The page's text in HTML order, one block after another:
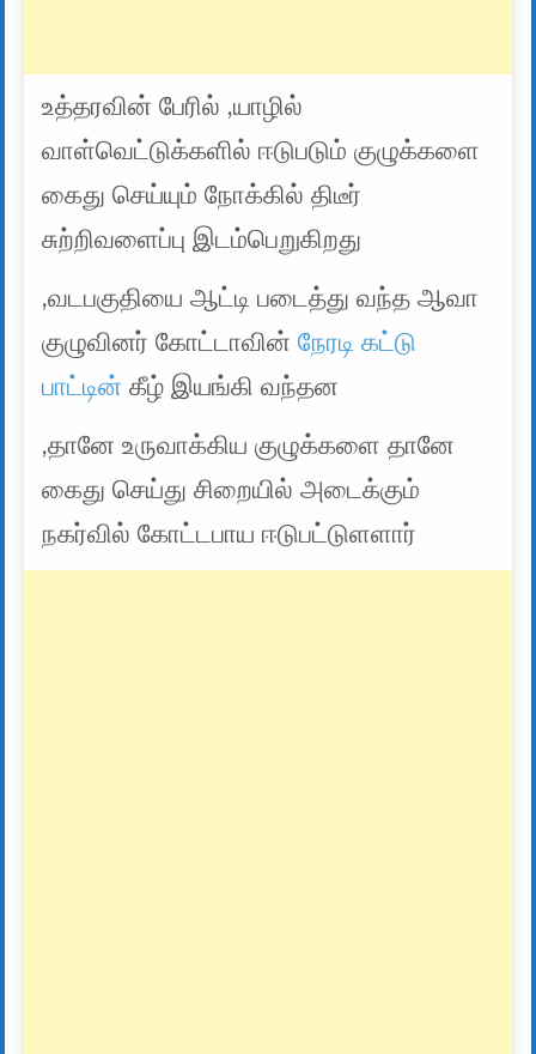
உத்தரவின் பேரில் ,யாழில்
வாள்வெட்டுக்களில் ஈடுபடும் குழுக்களை
கைது செய்யும் நோக்கில் திடீர்
சுற்றிவளைப்பு இடம்பெறுகிறது
,வடபகுதியை ஆட்டி படைத்து வந்த ஆவா
குழுவினர் கோட்டாவின்நேரடி கட்டு
பாட்டின் கீழ் இயங்கி வந்தன
,தானே உருவாக்கிய குழுக்களை தானே
கைது செய்து சிறையில் அடைக்கும்
நகர்வில் கோட்டபாய ஈடுபட்டுளளார்